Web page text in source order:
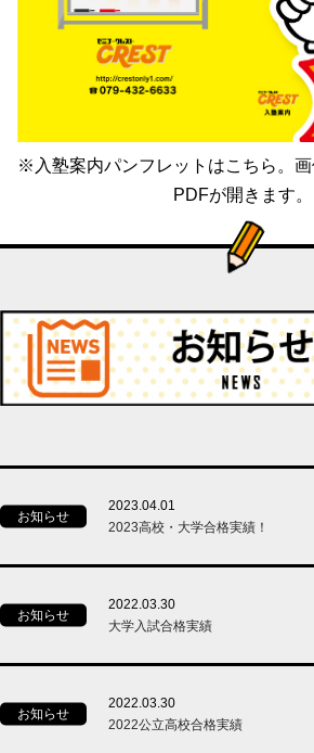
※入塾案内パンフレットはこちら。
PDFが開きます。
お知らせ
2023.04.01
2023高校・大学合格実績！
お知らせ
2022.03.30
大学入試合格実績
お知らせ
2022.03.30
2022公立高校合格実績